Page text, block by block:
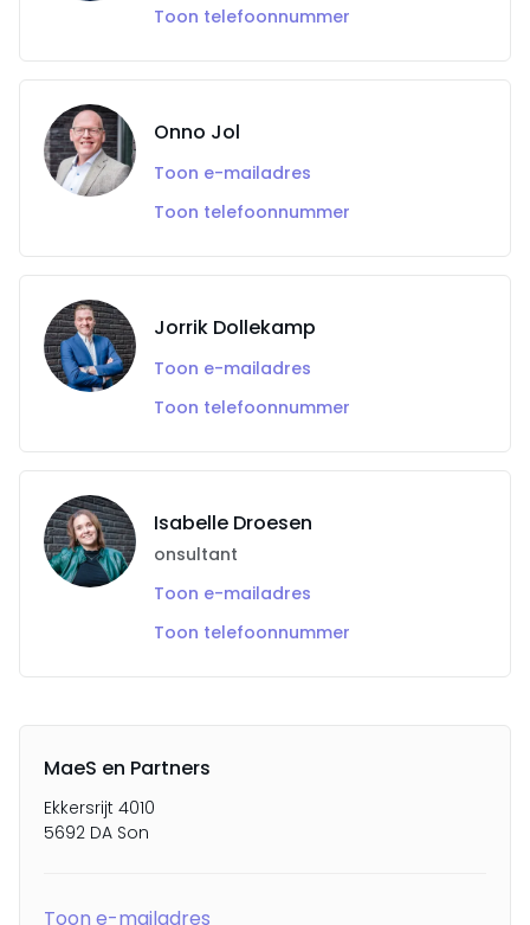
Toon telefoonnummer
Onno Jol
Toon e-mailadres
Toon telefoonnummer
Jorrik Dollekamp
Toon e-mailadres
Toon telefoonnummer
Isabelle Droesen
onsultant
Toon e-mailadres
Toon telefoonnummer
MaeS en Partners
Ekkersrijt 4010
5692 DA Son
Toon e-mailadres